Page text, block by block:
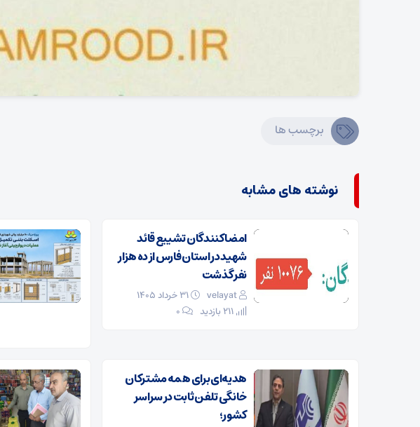
برچسب ها
نوشته های مشابه
امضا کنندگان تشییع قائد
شهید در استان فارس از ده هزار
نفر گذشت
velayat
۰
هدیه‌ای برای همه مشترکان
خانگی تلفن ثابت در سراسر
کشور؛